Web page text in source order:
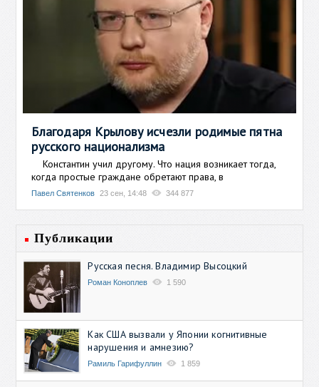
Благодаря Крылову исчезли родимые пятна
русского национализма
Константин учил другому. Что нация возникает тогда,
когда простые граждане обретают права, в
Павел Святенков 23 сен, 14:48 344 877
Публикации
Русская песня. Владимир Высоцкий
Роман Коноплев 1 590
Как США вызвали у Японии когнитивные
нарушения и амнезию?
Рамиль Гарифуллин 1 859